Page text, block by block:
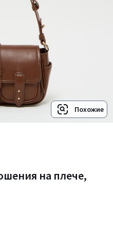
Похожие
на плече,